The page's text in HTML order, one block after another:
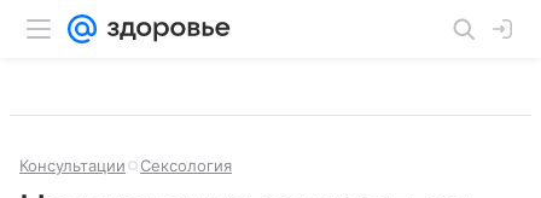
Консультации Сексология